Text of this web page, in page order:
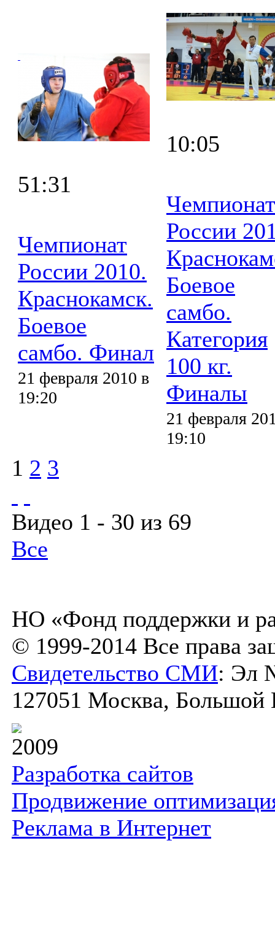
51:31
Чемпионат
России 2010.
Краснокамск.
Боевое
самбо. Финал
21 февраля 2010 в
19:20
10:05
Чемпионат
России
Боевое
самбо.
Категория
100 кг.
Финалы
21 февраля
19:10
1 2 3
Видео 1 - 30 из 69
Все
НО «Фонд поддержки и
© 1999-2014 Все права
Свидетельство СМИ: Эл
127051 Москва, Большой
2009
Разработка сайтов
Продвижение
Реклама в Интернет